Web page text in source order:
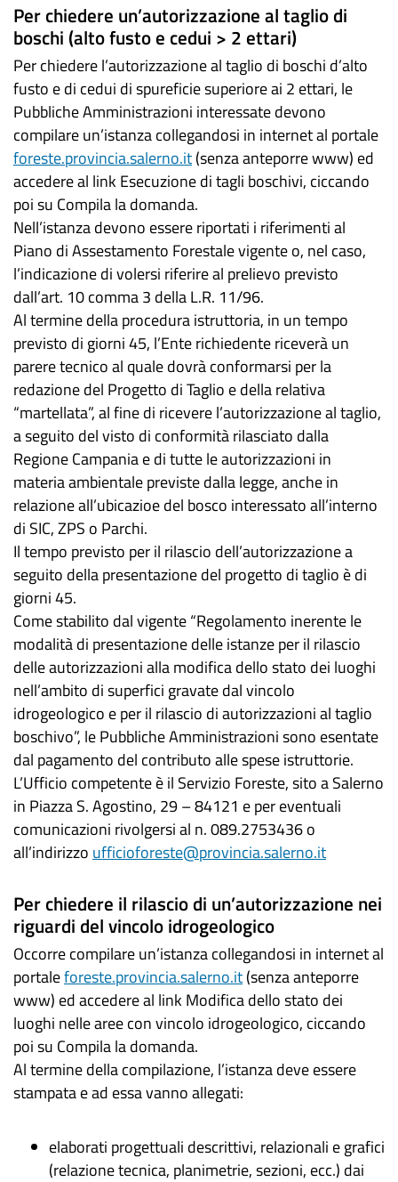
Per chiedere un’autorizzazione al taglio di
boschi (alto fusto e cedui > 2 ettari)
Per chiedere l’autorizzazione al taglio di boschi d’alto
fusto e di cedui di spureficie superiore ai 2 ettari, le
Pubbliche Amministrazioni interessate devono
compilare un’istanza collegandosi in internet al portale
foreste.provincia.salerno.it(senza anteporre www) ed
accedere al link Esecuzione di tagli boschivi, ciccando
poi su Compila la domanda.
Nell’istanza devono essere riportati i riferimenti al
Piano di Assestamento Forestale vigente o, nel caso,
l’indicazione di volersi riferire al prelievo previsto
dall’art. 10 comma 3 della L.R. 11/96.
Al termine della procedura istruttoria, in un tempo
previsto di giorni 45, l’Ente richiedente riceverà un
parere tecnico al quale dovrà conformarsi per la
redazione del Progetto di Taglio e della relativa
“martellata”, al fine di ricevere l’autorizzazione al taglio,
a seguito del visto di conformità rilasciato dalla
Regione Campania e di tutte le autorizzazioni in
materia ambientale previste dalla legge, anche in
relazione all’ubicazioe del bosco interessato all’interno
di SIC, ZPS o Parchi.
Il tempo previsto per il rilascio dell’autorizzazione a
seguito della presentazione del progetto di taglio è di
giorni 45.
Come stabilito dal vigente “Regolamento inerente le
modalità di presentazione delle istanze per il rilascio
delle autorizzazioni alla modifica dello stato dei luoghi
nell’ambito di superfici gravate dal vincolo
idrogeologico e per il rilascio di autorizzazioni al taglio
boschivo”, le Pubbliche Amministrazioni sono esentate
dal pagamento del contributo alle spese istruttorie.
L’Ufficio competente è il Servizio Foreste, sito a Salerno
in Piazza S. Agostino, 29 – 84121 e per eventuali
comunicazioni rivolgersi al n. 089.2753436 o
all’indirizzo ufficioforeste@provincia.salerno.it
Per chiedere il rilascio di un’autorizzazione nei
riguardi del vincolo idrogeologico
Occorre compilare un’istanza collegandosi in internet al
portaleforeste.provincia.salerno.it(senza anteporre
www) ed accedere al link Modifica dello stato dei
luoghi nelle aree con vincolo idrogeologico, ciccando
poi su Compila la domanda.
Al termine della compilazione, l’istanza deve essere
stampata e ad essa vanno allegati:
elaborati progettuali descrittivi, relazionali e grafici
(relazione tecnica, planimetrie, sezioni, ecc.) dai